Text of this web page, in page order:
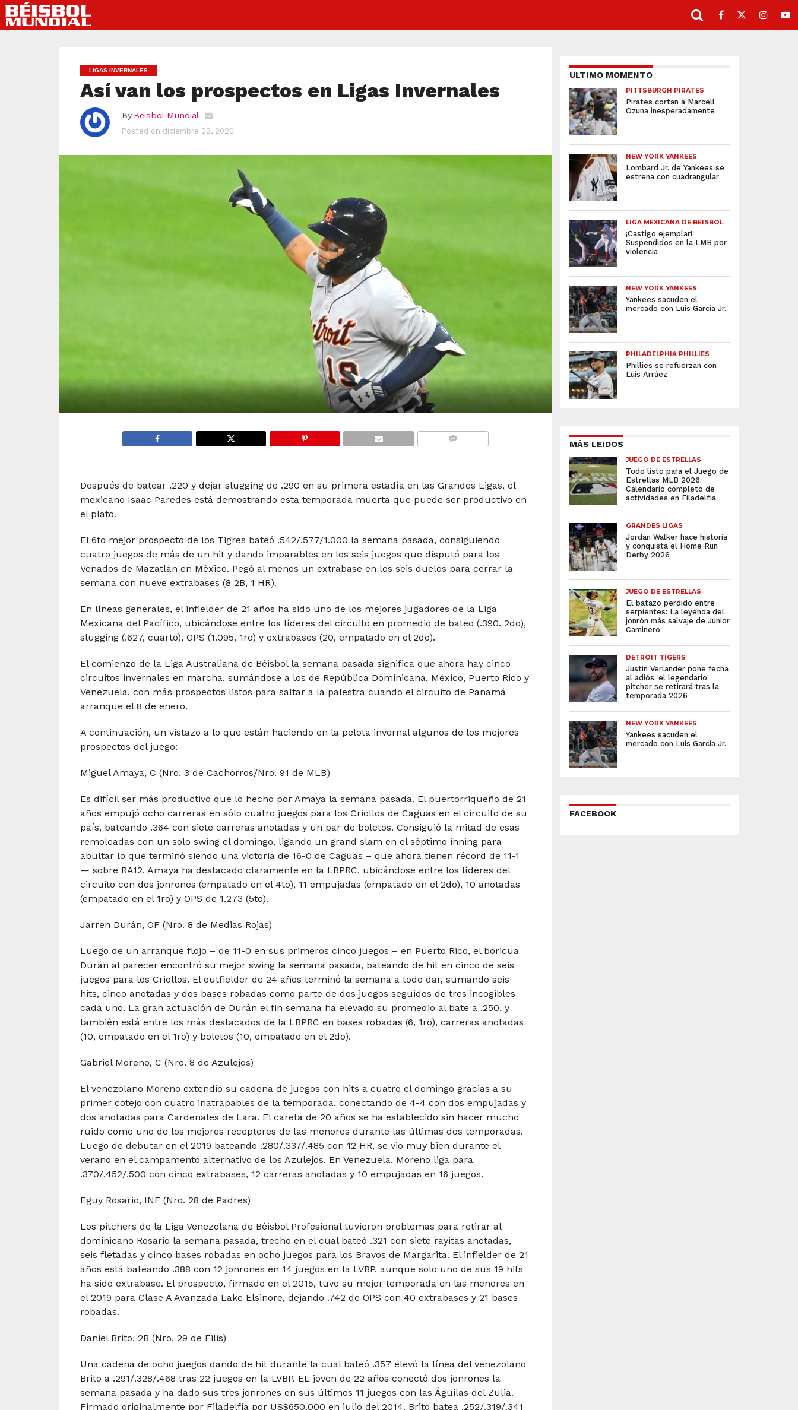
LIGAS INVERNALES
Así van los prospectos en Ligas Invernales
By Beisbol Mundial
Posted on diciembre 22, 2020
Después de batear .220 y dejar slugging de .290 en su primera estadía en las Grandes Ligas, el
mexicano Isaac Paredes está demostrando esta temporada muerta que puede ser productivo en
el plato.
El 6to mejor prospecto de los Tigres bateó .542/.577/1.000 la semana pasada, consiguiendo
cuatro juegos de más de un hit y dando imparables en los seis juegos que disputó para los
Venados de Mazatlán en México. Pegó al menos un extrabase en los seis duelos para cerrar la
semana con nueve extrabases (8 2B, 1 HR).
En líneas generales, el infielder de 21 años ha sido uno de los mejores jugadores de la Liga
Mexicana del Pacífico, ubicándose entre los líderes del circuito en promedio de bateo (.390. 2do),
slugging (.627, cuarto), OPS (1.095, 1ro) y extrabases (20, empatado en el 2do).
El comienzo de la Liga Australiana de Béisbol la semana pasada significa que ahora hay cinco
circuitos invernales en marcha, sumándose a los de República Dominicana, México, Puerto Rico y
Venezuela, con más prospectos listos para saltar a la palestra cuando el circuito de Panamá
arranque el 8 de enero.
A continuación, un vistazo a lo que están haciendo en la pelota invernal algunos de los mejores
prospectos del juego:
Miguel Amaya, C (Nro. 3 de Cachorros/Nro. 91 de MLB)
Es difícil ser más productivo que lo hecho por Amaya la semana pasada. El puertorriqueño de 21
años empujó ocho carreras en sólo cuatro juegos para los Criollos de Caguas en el circuito de su
país, bateando .364 con siete carreras anotadas y un par de boletos. Consiguió la mitad de esas
remolcadas con un solo swing el domingo, ligando un grand slam en el séptimo inning para
abultar lo que terminó siendo una victoria de 16-0 de Caguas – que ahora tienen récord de 11-1
— sobre RA12. Amaya ha destacado claramente en la LBPRC, ubicándose entre los líderes del
circuito con dos jonrones (empatado en el 4to), 11 empujadas (empatado en el 2do), 10 anotadas
(empatado en el 1ro) y OPS de 1.273 (5to).
Jarren Durán, OF (Nro. 8 de Medias Rojas)
Luego de un arranque flojo – de 11-0 en sus primeros cinco juegos – en Puerto Rico, el boricua
Durán al parecer encontró su mejor swing la semana pasada, bateando de hit en cinco de seis
juegos para los Criollos. El outfielder de 24 años terminó la semana a todo dar, sumando seis
hits, cinco anotadas y dos bases robadas como parte de dos juegos seguidos de tres incogibles
cada uno. La gran actuación de Durán el fin semana ha elevado su promedio al bate a .250, y
también está entre los más destacados de la LBPRC en bases robadas (6, 1ro), carreras anotadas
(10, empatado en el 1ro) y boletos (10, empatado en el 2do).
Gabriel Moreno, C (Nro. 8 de Azulejos)
El venezolano Moreno extendió su cadena de juegos con hits a cuatro el domingo gracias a su
primer cotejo con cuatro inatrapables de la temporada, conectando de 4-4 con dos empujadas y
dos anotadas para Cardenales de Lara. El careta de 20 años se ha establecido sin hacer mucho
ruido como uno de los mejores receptores de las menores durante las últimas dos temporadas.
Luego de debutar en el 2019 bateando .280/.337/.485 con 12 HR, se vio muy bien durante el
verano en el campamento alternativo de los Azulejos. En Venezuela, Moreno liga para
.370/.452/.500 con cinco extrabases, 12 carreras anotadas y 10 empujadas en 16 juegos.
Eguy Rosario, INF (Nro. 28 de Padres)
Los pitchers de la Liga Venezolana de Béisbol Profesional tuvieron problemas para retirar al
dominicano Rosario la semana pasada, trecho en el cual bateó .321 con siete rayitas anotadas,
seis fletadas y cinco bases robadas en ocho juegos para los Bravos de Margarita. El infielder de 21
años está bateando .388 con 12 jonrones en 14 juegos en la LVBP, aunque solo uno de sus 19 hits
ha sido extrabase. El prospecto, firmado en el 2015, tuvo su mejor temporada en las menores en
el 2019 para Clase A Avanzada Lake Elsinore, dejando .742 de OPS con 40 extrabases y 21 bases
robadas.
Daniel Brito, 2B (Nro. 29 de Filis)
Una cadena de ocho juegos dando de hit durante la cual bateó .357 elevó la línea del venezolano
Brito a .291/.328/.468 tras 22 juegos en la LVBP. EL joven de 22 años conectó dos jonrones la
semana pasada y ha dado sus tres jonrones en sus últimos 11 juegos con las Águilas del Zulia.
Firmado originalmente por Filadelfia por US$650,000 en julio del 2014, Brito batea .252/.319/.341
ULTIMO MOMENTO
PITTSBURGH PIRATES
Pirates cortan a Marcell
Ozuna inesperadamente
NEW YORK YANKEES
Lombard Jr. de Yankees se
estrena con cuadrangular
LIGA MEXICANA DE BEISBOL
¡Castigo ejemplar!
Suspendidos en la LMB por
violencia
NEW YORK YANKEES
Yankees sacuden el
mercado con Luis García Jr.
PHILADELPHIA PHILLIES
Phillies se refuerzan con
Luis Arráez
MÁS LEIDOS
JUEGO DE ESTRELLAS
Todo listo para el Juego de
Estrellas MLB 2026:
Calendario completo de
actividades en Filadelfia
GRANDES LIGAS
Jordan Walker hace historia
y conquista el Home Run
Derby 2026
JUEGO DE ESTRELLAS
El batazo perdido entre
serpientes: La leyenda del
jonrón más salvaje de Junior
Caminero
DETROIT TIGERS
Justin Verlander pone fecha
al adiós: el legendario
pitcher se retirará tras la
temporada 2026
NEW YORK YANKEES
Yankees sacuden el
mercado con Luis García Jr.
FACEBOOK